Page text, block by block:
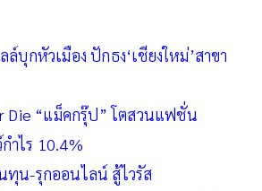
ล์บุกหัวเมือง ปักธง‘เชียงใหม่’สาขา
Die “แม็คกรุ๊ป” โตสวนแฟชั่น
ำไร 10.4%
ทุน-รุกออนไลน์ สู้ไวรัส